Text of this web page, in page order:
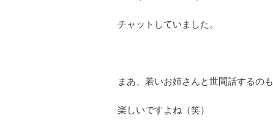
チャットしていました。
まあ、若いお姉さんと世間話するのも
楽しいですよね（笑）